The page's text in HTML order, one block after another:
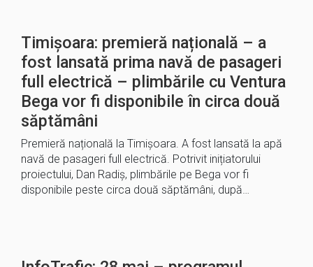
Timișoara: premieră națională – a
fost lansată prima navă de pasageri
full electrică – plimbările cu Ventura
Bega vor fi disponibile în circa două
săptămâni
Premieră națională la Timișoara. A fost lansată la apă
navă de pasageri full electrică. Potrivit inițiatorului
proiectului, Dan Radiș, plimbările pe Bega vor fi
disponibile peste circa două săptămâni, după…